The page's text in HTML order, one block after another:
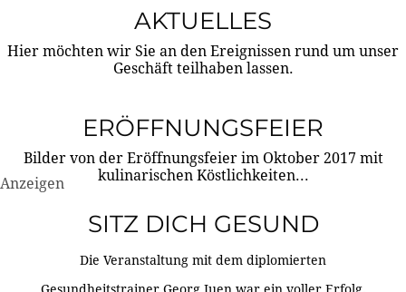
AKTUELLES
Hier möchten wir Sie an den Ereignissen rund um unser
Geschäft teilhaben lassen.
ERÖFFNUNGSFEIER
Bilder von der Eröffnungsfeier im Oktober 2017 mit
kulinarischen Köstlichkeiten...
Anzeigen
SITZ DICH GESUND
Die Veranstaltung mit dem diplomierten